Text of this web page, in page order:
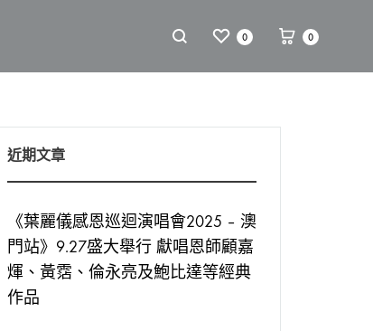
0 0
近期文章
《葉麗儀感恩巡迴演唱會2025 – 澳
門站》9.27盛大舉行 獻唱恩師顧嘉
煇、黃霑、倫永亮及鮑比達等經典
作品